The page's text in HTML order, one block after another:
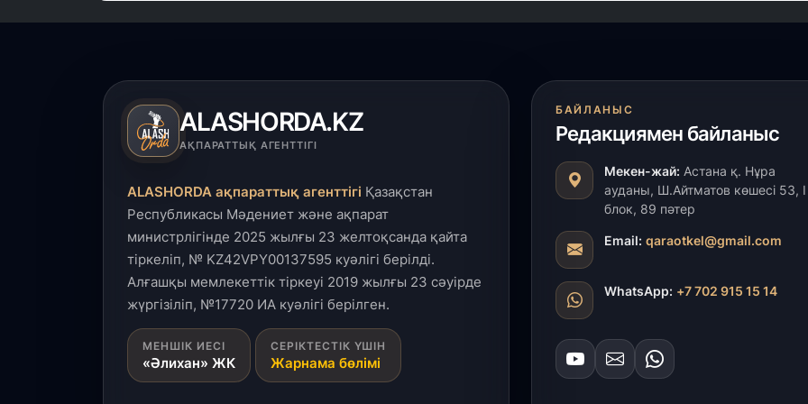
ALASHORDA.KZ
АҚПАРАТТЫҚ АГЕНТТІГІ
ALASHORDA ақпараттық агенттігі Қазақстан
Республикасы Мәдениет және ақпарат
министрлігінде 2025 жылғы 23 желтоқсанда қайта
тіркеліп, № KZ42VPY00137595 куәлігі берілді.
Алғашқы мемлекеттік тіркеуі 2019 жылғы 23 сәуірде
жүргізіліп, №17720 ИА куәлігі берілген.
МЕНШІК ИЕСІ
«Әлихан» ЖК
СЕРІКТЕСТІК ҮШІН
Жарнама бөлімі
БАЙЛАНЫС
Редакциямен байланыс
Мекен-жай: Астана қ. Нұра
ауданы, Ш.Айтматов көшесі 53, І
блок, 89 пәтер
Email: qaraotkel@gmail.com
WhatsApp: +7 702 915 15 14